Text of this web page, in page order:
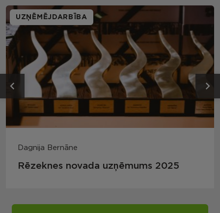
UZŅĒMĒJDARBĪBA
Dagnija Bernāne
Rēzeknes novada uzņēmums 2025